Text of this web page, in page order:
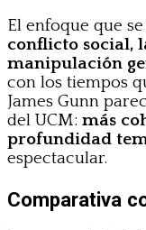
El enfoque que
conflicto social,
manipulación
con los tiempos
James Gunn
del UCM: más
profundidad
espectacular.
Comparativa